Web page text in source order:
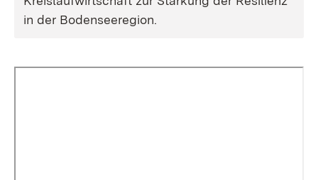
in der Bodenseeregion.